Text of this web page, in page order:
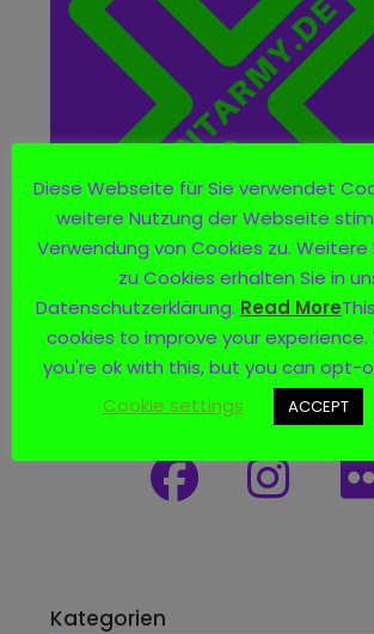
Kategorien
Diese Webseite für Sie verwendet
weitere Nutzung der Webseite
Verwendung von Cookies zu.
zu Cookies erhalten Sie in
Datenschutzerklärung. Read More
cookies to improve your experience.
you're ok with this, but you can opt-
Cookie settings
ACCEPT